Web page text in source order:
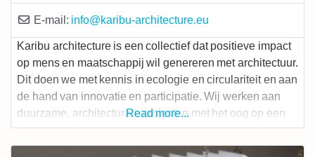
E-mail: info@karibu-architecture.eu
Karibu architecture is een collectief dat positieve impact
op mens en maatschappij wil genereren met architectuur.
Dit doen we met kennis in ecologie en circulariteit en aan
de hand van innovatie en participatie. Wij werken aan
duurzame, architecturale projecten met het oog op een
circulaire economie:
Veranderingsgericht bouwen:
een efficiënt ontwerp opdat het gebouw zich kan
Read more...